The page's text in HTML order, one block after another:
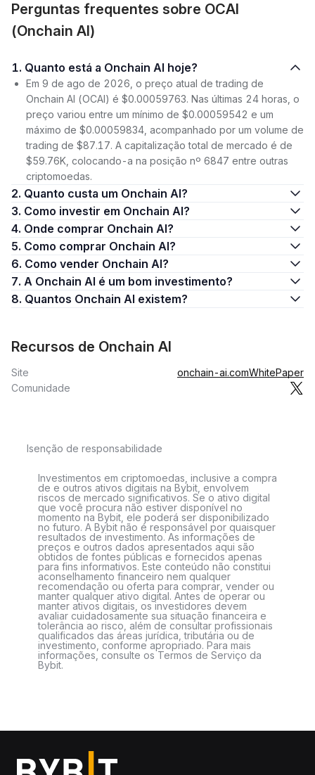
Perguntas frequentes sobre OCAI
(Onchain AI)
1. Quanto está a Onchain AI hoje?
Em 9 de ago de 2026, o preço atual de trading de
Onchain AI (OCAI) é $0.00059763. Nas últimas 24 horas, o
preço variou entre um mínimo de $0.00059542 e um
máximo de $0.00059834, acompanhado por um volume de
trading de $87.17. A capitalização total de mercado é de
$59.76K, colocando-a na posição nº 6847 entre outras
criptomoedas.
2. Quanto custa um Onchain AI?
3. Como investir em Onchain AI?
4. Onde comprar Onchain AI?
5. Como comprar Onchain AI?
6. Como vender Onchain AI?
7. A Onchain AI é um bom investimento?
8. Quantos Onchain AI existem?
Recursos de Onchain AI
Site onchain-ai.comWhitePaper
Comunidade
Isenção de responsabilidade
Investimentos em criptomoedas, inclusive a compra
de e outros ativos digitais na Bybit, envolvem
riscos de mercado significativos. Se o ativo digital
que você procura não estiver disponível no
momento na Bybit, ele poderá ser disponibilizado
no futuro. A Bybit não é responsável por quaisquer
resultados de investimento. As informações de
preços e outros dados apresentados aqui são
obtidos de fontes públicas e fornecidos apenas
para fins informativos. Este conteúdo não constitui
aconselhamento financeiro nem qualquer
recomendação ou oferta para comprar, vender ou
manter qualquer ativo digital. Antes de operar ou
manter ativos digitais, os investidores devem
avaliar cuidadosamente sua situação financeira e
tolerância ao risco, além de consultar profissionais
qualificados das áreas jurídica, tributária ou de
investimento, conforme apropriado. Para mais
informações, consulte os Termos de Serviço da
Bybit.